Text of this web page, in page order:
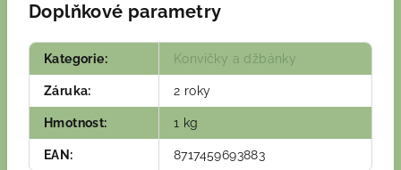
Doplňkové parametry
Kategorie: Konvičky a džbánky
Záruka: 2 roky
Hmotnost: 1 kg
EAN : 8717459693883